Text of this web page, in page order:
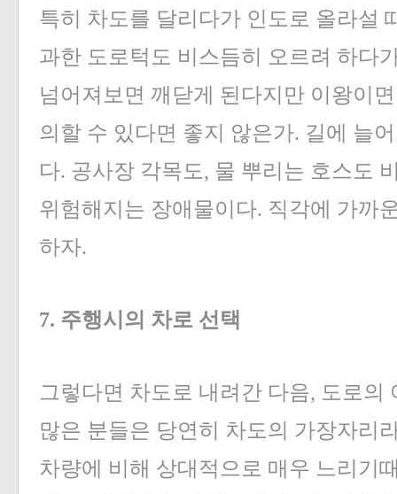
특히 차도를 달리다가 인도로 올라설
과한 도로턱도 비스듬히 오르려 하다
넘어져보면 깨닫게 된다지만 이왕이
의할 수 있다면 좋지 않은가. 길에 늘
다. 공사장 각목도, 물 뿌리는 호스도
위험해지는 장애물이다. 직각에 가까
하자.
7. 주행시의 차로 선택
그렇다면 차도로 내려간 다음, 도로의
많은 분들은 당연히 차도의 가장자리
차량에 비해 상대적으로 매우 느리기